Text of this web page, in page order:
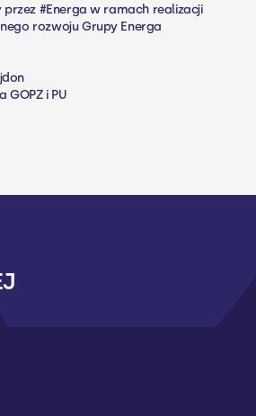
#Energa w ramach realizacji
rozwoju Grupy Energa
GOPZ i PU